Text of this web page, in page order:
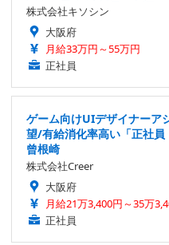
株式会社キソシン
大阪府
月給33万円～55万円
正社員
ゲーム向けUIデザイナーア
望/有給消化率高い「正社
曾根崎
株式会社Creer
大阪府
月給21万3,400円～35万
正社員